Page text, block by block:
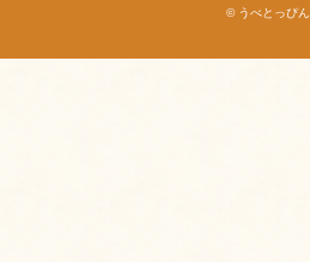
© うべとっぴん